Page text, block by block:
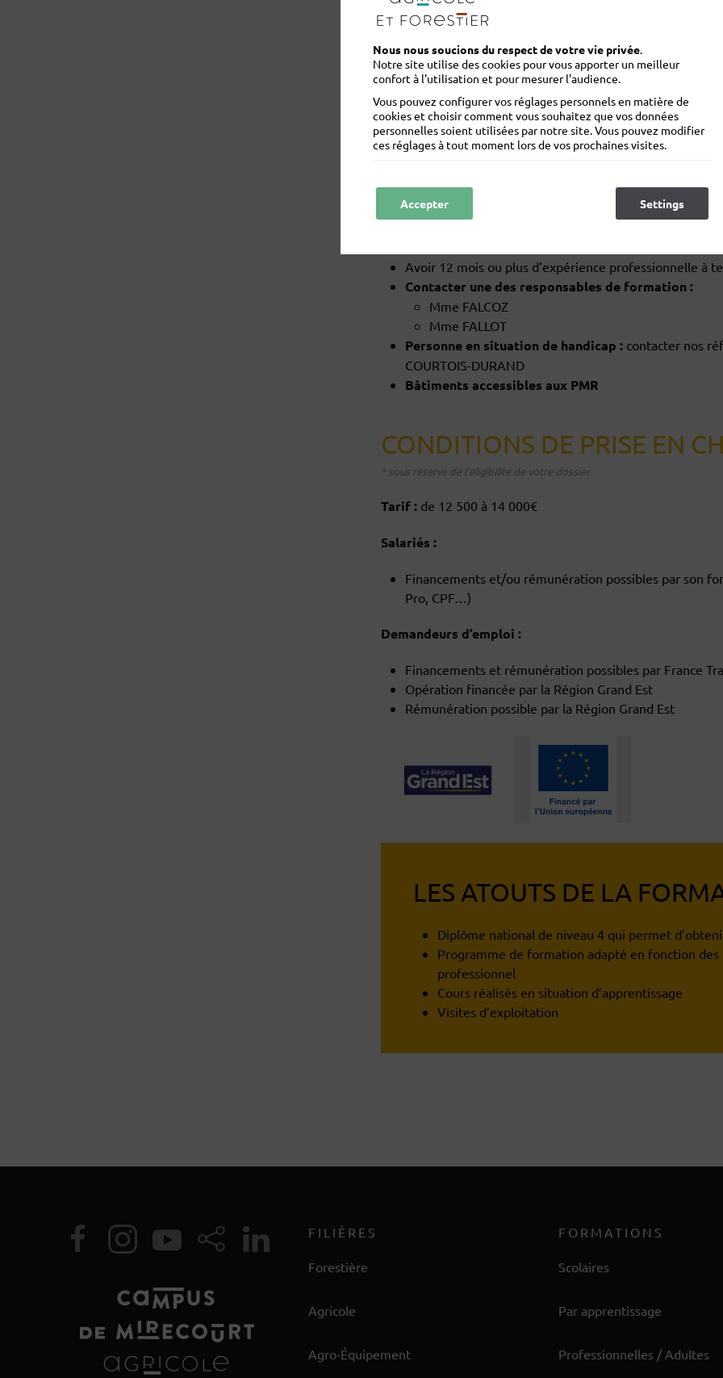
Vendre un produit en circuit court
Négocier un financement
S’investir dans son territoire
Techniques de production
2 UCARE aux choix
CONDITIONS D'ADMISSION
Être âgé de plus de 18 ans
Être titulaire d’un diplôme de niveau 3 (CAP, BPA…)
Avoir 12 mois ou plus d’expérience professionnelle à
Contacter une des responsables de formation :
Mme FALCOZ
Mme FALLOT
Personne en situation de handicap : contacter nos
COURTOIS-DURAND
Bâtiments accessibles aux PMR
CONDITIONS DE PRISE EN
* sous réserve de l’éligibilité de votre dossier.
Tarif : de 12 500 à 14 000€
Salariés :
Financements et/ou rémunération possibles par son
Pro, CPF…)
Demandeurs d’emploi :
Financements et rémunération possibles par France
Opération financée par la Région Grand Est
Rémunération possible par la Région Grand Est
LES ATOUTS DE LA
Diplôme national de niveau 4 qui permet
Programme de formation adapté en fonction
professionnel
Cours réalisés en situation d’apprentissage
Visites d’exploitation
FILIÈRES
Forestière
Agricole
Agro-Équipement
FORMATIONS
Scolaires
Par apprentissage
Professionnelles / Adultes
Nous nous soucions du respect de votre vie privée
Notre site utilise des cookies pour vous apporter un meilleur
confort à l'utilisation et pour mesurer l'audience.
Vous pouvez configurer vos réglages personnels en matière de
cookies et choisir comment vous souhaitez que vos données
personnelles soient utilisées par notre site. Vous pouvez modifier
ces réglages à tout moment lors de vos prochaines visites.
Accepter Settings